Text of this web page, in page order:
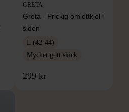
GRETA
Greta - Prickig omlottkjol i
siden
L (42-44)
Mycket gott skick
299 kr